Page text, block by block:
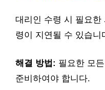
대리인 수령 시 필요한
령이 지연될 수 있습니
해결 방법: 필요한 모
준비하여야 합니다.